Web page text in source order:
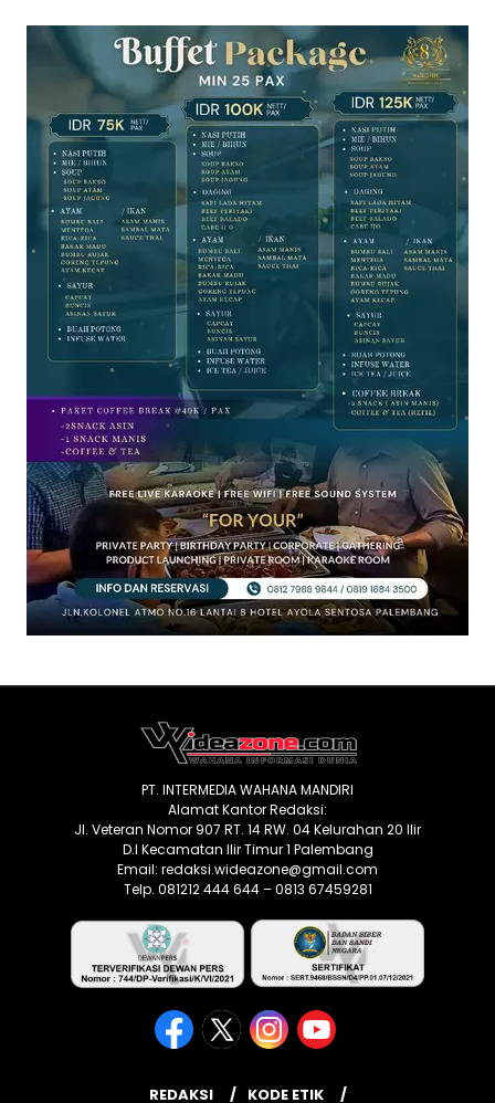
PT. INTERMEDIA WAHANA MANDIRI
Alamat Kantor Redaksi:
Jl. Veteran Nomor 907 RT. 14 RW. 04 Kelurahan 20 Ilir
D.I Kecamatan Ilir Timur 1 Palembang
Email: redaksi.wideazone@gmail.com
Telp. 081212 444 644 – 0813 67459281
REDAKSI KODE ETIK